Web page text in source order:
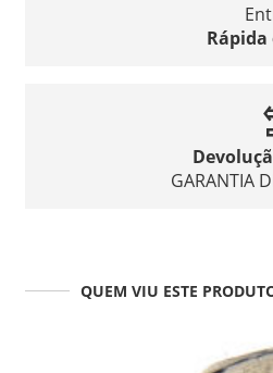
Rápida
GARANTIA
QUEM VIU ESTE